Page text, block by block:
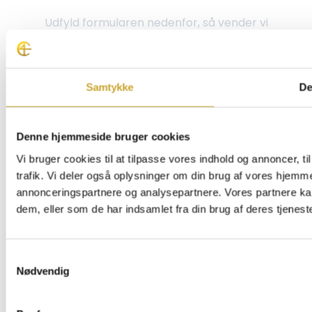
Samtykke
Denne hjemmeside bruger cookies
Vi bruger cookies til at tilpasse vores indhold og annoncer,
trafik. Vi deler også oplysninger om din brug af vores
annonceringspartnere og analysepartnere. Vores partnere
dem, eller som de har indsamlet fra din brug af deres
Nødvendig